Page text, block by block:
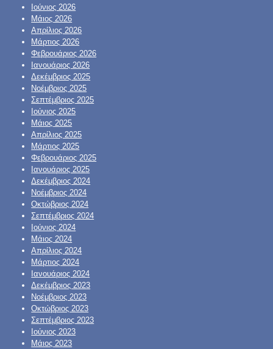
Ιούνιος 2026
Μάιος 2026
Απρίλιος 2026
Μάρτιος 2026
Φεβρουάριος 2026
Ιανουάριος 2026
Δεκέμβριος 2025
Νοέμβριος 2025
Σεπτέμβριος 2025
Ιούνιος 2025
Μάιος 2025
Απρίλιος 2025
Μάρτιος 2025
Φεβρουάριος 2025
Ιανουάριος 2025
Δεκέμβριος 2024
Νοέμβριος 2024
Οκτώβριος 2024
Σεπτέμβριος 2024
Ιούνιος 2024
Μάιος 2024
Απρίλιος 2024
Μάρτιος 2024
Ιανουάριος 2024
Δεκέμβριος 2023
Νοέμβριος 2023
Οκτώβριος 2023
Σεπτέμβριος 2023
Ιούνιος 2023
Μάιος 2023